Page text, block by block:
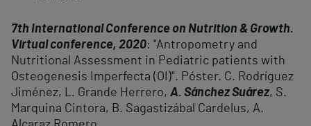
7th International Conference on Nutrition & Growth.
Virtual conference, 2020: "Antropometry and
Nutritional Assessment in Pediatric patients with
Osteogenesis Imperfecta (OI)". Póster. C. Rodríguez
Jiménez, L. Grande Herrero, A. Sánchez Suárez, S.
Marquina Cintora, B. Sagastizábal Cardelus, A.